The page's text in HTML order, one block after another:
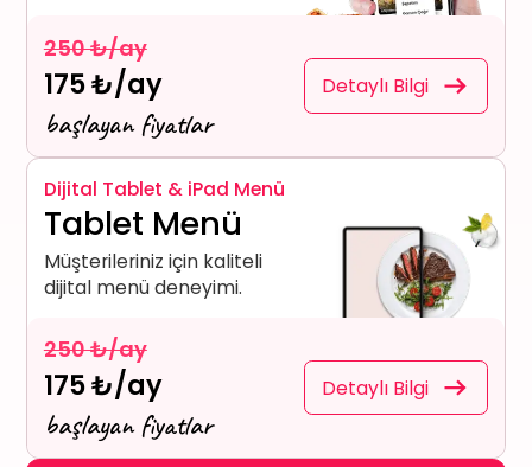
250 ₺/ay
175 ₺/ay
başlayan fiyatlar
Detaylı Bilgi
Dijital Tablet & iPad Menü
Tablet Menü
Müşterileriniz için kaliteli
dijital menü deneyimi.
250 ₺/ay
175 ₺/ay
başlayan fiyatlar
Detaylı Bilgi